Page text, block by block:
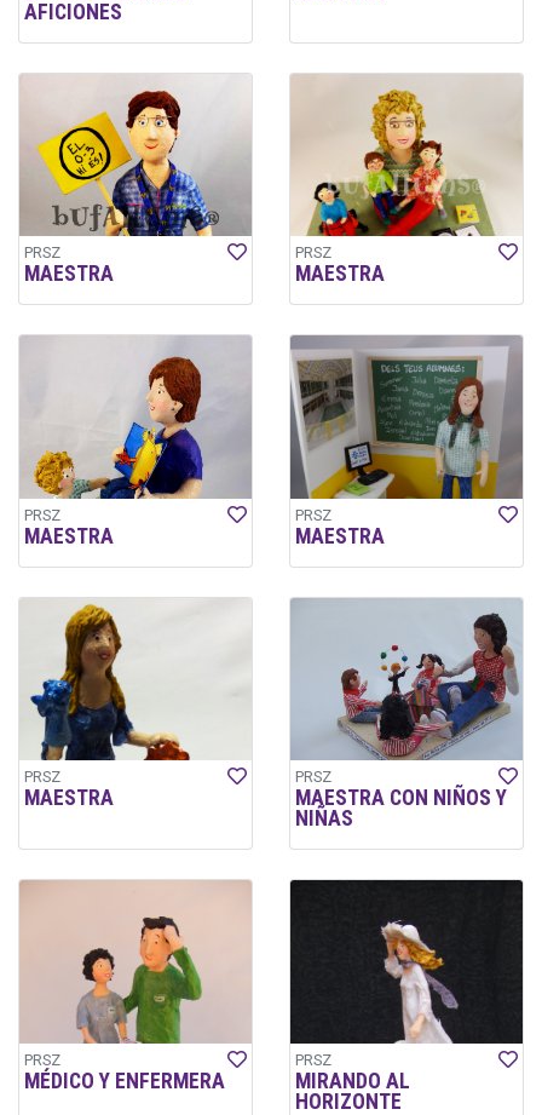
AFICIONES
PRSZ
MAESTRA
PRSZ
MAESTRA
PRSZ
MAESTRA
PRSZ
MAESTRA
PRSZ
MAESTRA
PRSZ
MAESTRA CON NIÑOS Y
NIÑAS
PRSZ
MÉDICO Y ENFERMERA
PRSZ
MIRANDO AL
HORIZONTE